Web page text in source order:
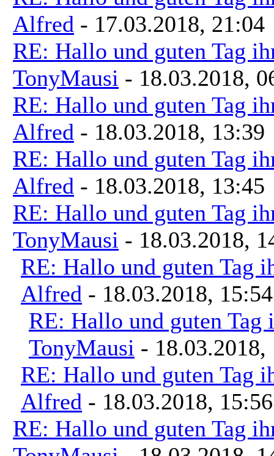
Alfred - 17.03.2018, 21:04
RE: Hallo und guten Tag
TonyMausi - 18.03.2018,
RE: Hallo und guten Tag
Alfred - 18.03.2018, 13:39
RE: Hallo und guten Tag
Alfred - 18.03.2018, 13:45
RE: Hallo und guten Tag
TonyMausi - 18.03.2018,
RE: Hallo und guten Tag
Alfred - 18.03.2018, 15:54
RE: Hallo und guten
TonyMausi - 18.03.2018,
RE: Hallo und guten Tag
Alfred - 18.03.2018, 15:56
RE: Hallo und guten Tag